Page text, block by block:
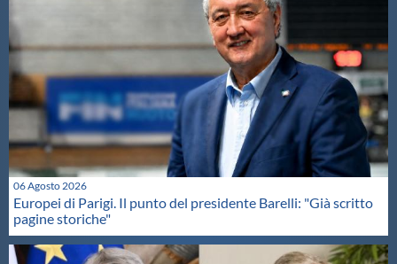
06 Agosto 2026
Europei di Parigi. Il punto del presidente Barelli: "Già scritto
pagine storiche"